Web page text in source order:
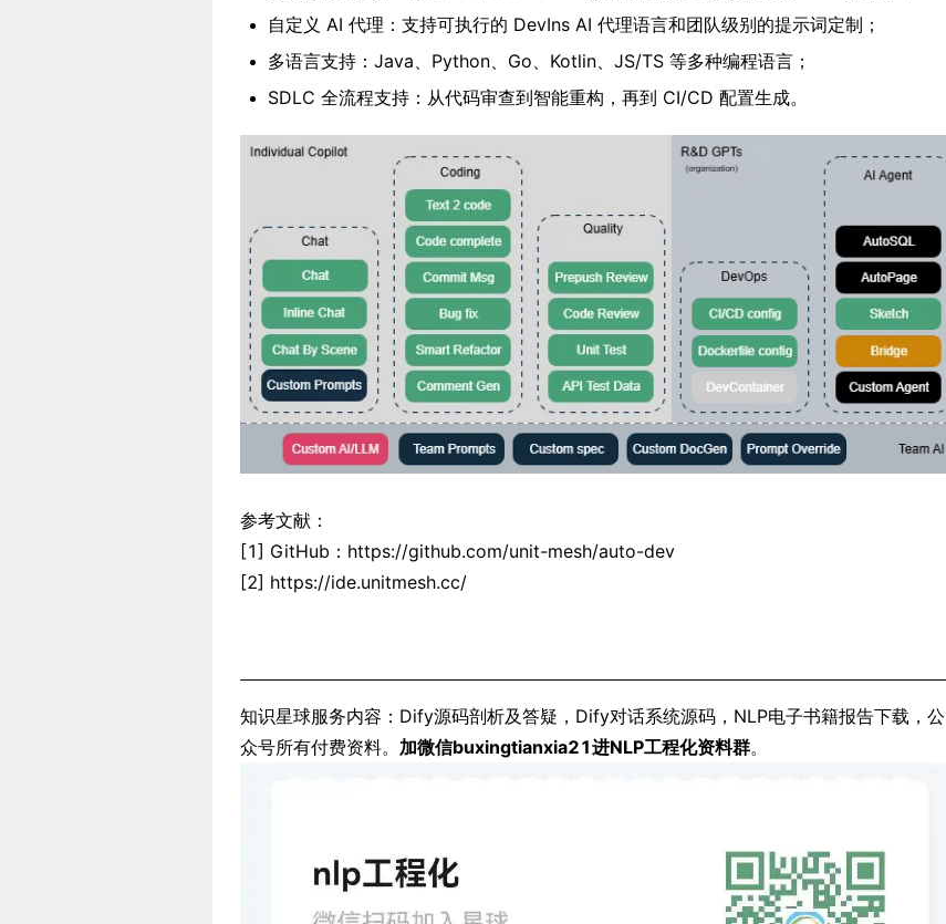
自定义 AI 代理：支持可执行的 DevIns AI 代理语言和团队级别的提示词定制；
多语言支持：Java、Python、Go、Kotlin、JS/TS 等多种编程语言；
SDLC 全流程支持：从代码审查到智能重构，再到 CI/CD 配置生成。
参考文献：
[1] GitHub：https://github.com/unit-mesh/auto-dev
[2] https://ide.unitmesh.cc/
知识星球服务内容：Dify源码剖析及答疑，Dify对话系统源码，NLP电子书籍报告下载，公
众号所有付费资料。 加微信buxingtianxia21进NLP工程化资料群。